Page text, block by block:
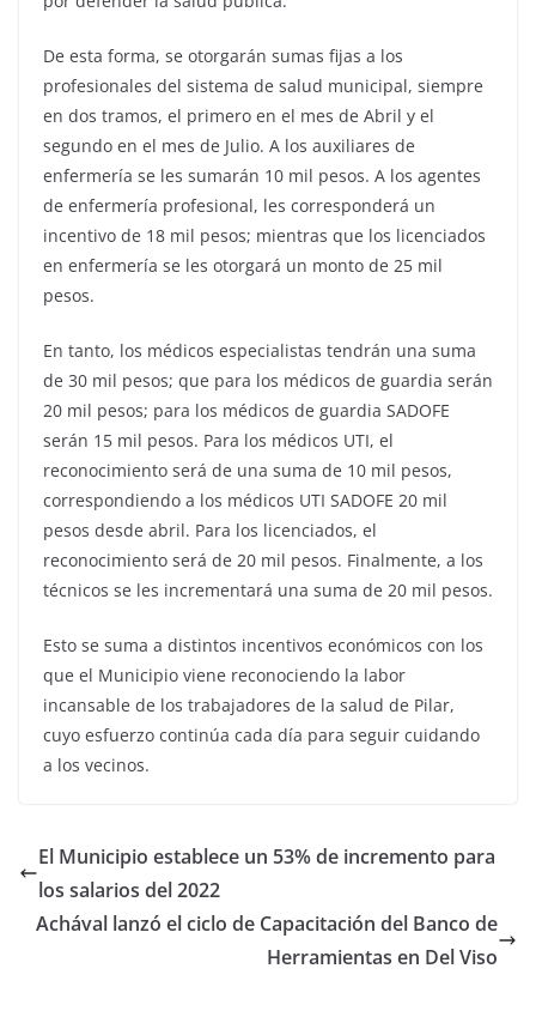
De esta forma, se otorgarán sumas fijas a los
profesionales del sistema de salud municipal, siempre
en dos tramos, el primero en el mes de Abril y el
segundo en el mes de Julio. A los auxiliares de
enfermería se les sumarán 10 mil pesos. A los agentes
de enfermería profesional, les corresponderá un
incentivo de 18 mil pesos; mientras que los licenciados
en enfermería se les otorgará un monto de 25 mil
pesos.
En tanto, los médicos especialistas tendrán una suma
de 30 mil pesos; que para los médicos de guardia serán
20 mil pesos; para los médicos de guardia SADOFE
serán 15 mil pesos. Para los médicos UTI, el
reconocimiento será de una suma de 10 mil pesos,
correspondiendo a los médicos UTI SADOFE 20 mil
pesos desde abril. Para los licenciados, el
reconocimiento será de 20 mil pesos. Finalmente, a los
técnicos se les incrementará una suma de 20 mil pesos.
Esto se suma a distintos incentivos económicos con los
que el Municipio viene reconociendo la labor
incansable de los trabajadores de la salud de Pilar,
cuyo esfuerzo continúa cada día para seguir cuidando
a los vecinos.
El Municipio establece un 53% de incremento para
los salarios del 2022
Achával lanzó el ciclo de Capacitación del Banco de
Herramientas en Del Viso